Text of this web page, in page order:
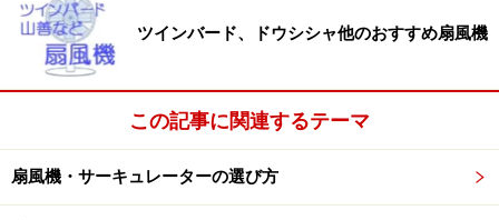
度）に向くタイプも登場していますので、サーキュレー
ターとして活用したい人にはおすすめです。
きるタイプが多いなか、無段階に調整できるタイプも増
えています。無段階調整なら自分好みの風量に微調整で
ツインバード、ドウシシャ他のおすすめ扇風機
この記事に関連するテーマ
扇風機・サーキュレーターの選び方